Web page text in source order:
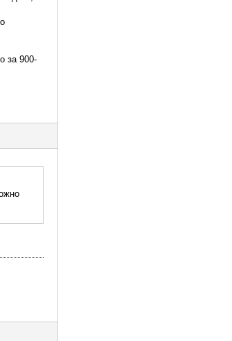
за 900-